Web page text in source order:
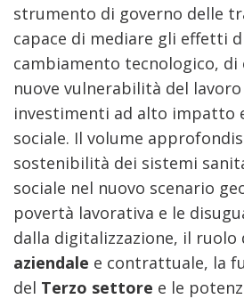
strumento di governo delle
capace di mediare gli effetti
cambiamento tecnologico,
nuove vulnerabilità del
investimenti ad alto impatto
sociale. Il volume
sostenibilità dei sistemi
sociale nel nuovo scenario
povertà lavorativa e le
dalla digitalizzazione, il ruolo
aziendale e contrattuale, la
del Terzo settore e le